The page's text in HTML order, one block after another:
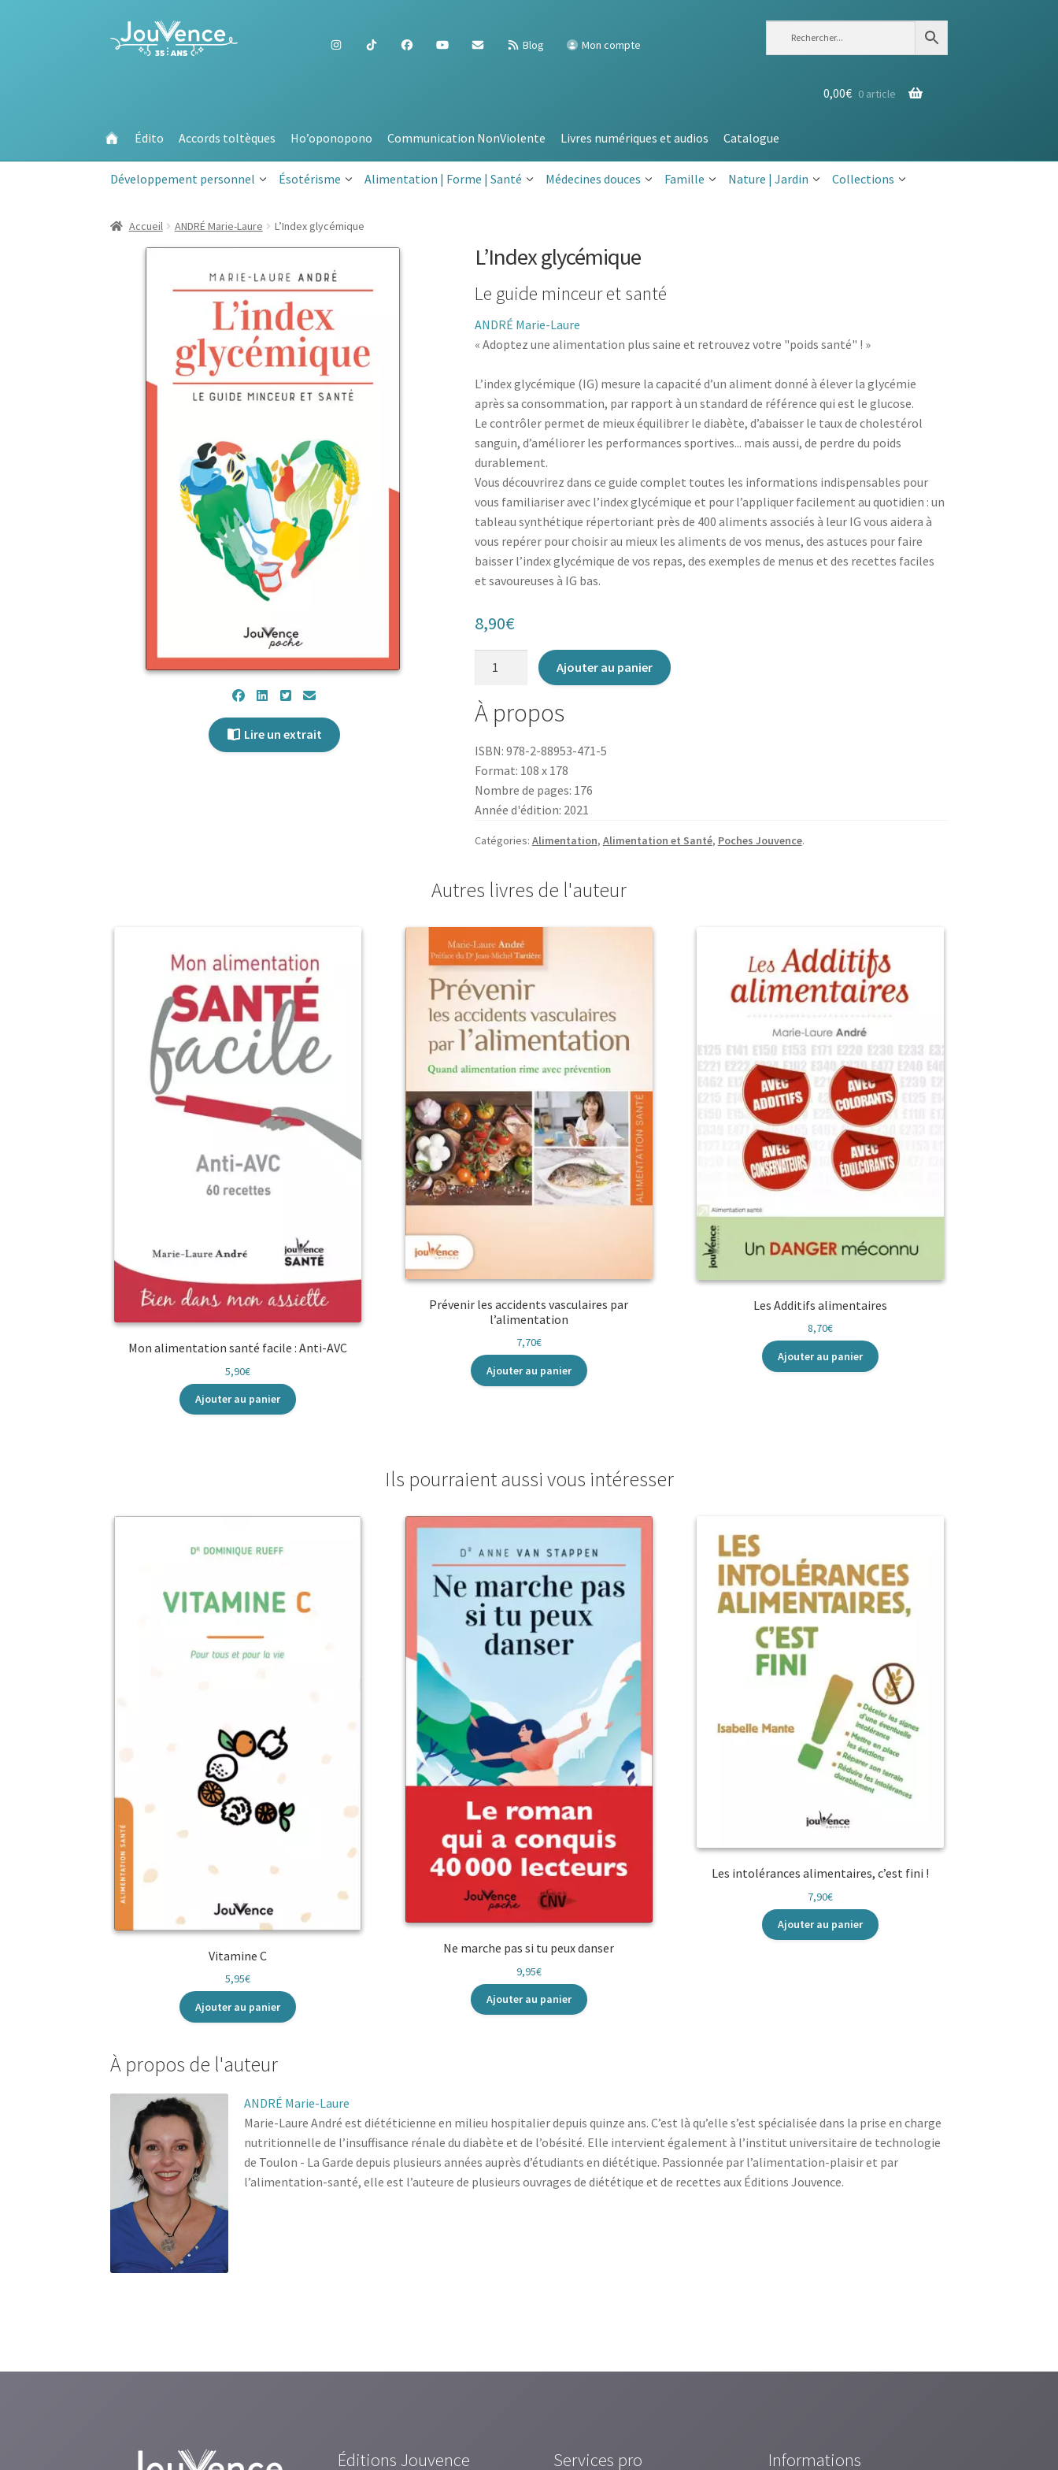
Aller
à
Aller
au
Blog Mon compte
0,00€ 0 article
Édito Accords toltèques Ho’oponopono Communication NonViolente Livres numériques et audios Catalogue
Développement personnel Ésotérisme Alimentation | Forme | Santé Médecines douces Famille Nature | Jardin Collections
Accueil ANDRÉ Marie-Laure L’Index glycémique
L’Index glycémique
Le guide minceur et santé
ANDRÉ Marie-Laure
« Adoptez une alimentation plus saine et retrouvez votre "poids santé" ! »
L’index glycémique (IG) mesure la capacité d’un aliment donné à élever la glycémie
après sa consommation, par rapport à un standard de référence qui est le glucose.
Le contrôler permet de mieux équilibrer le diabète, d’abaisser le taux de cholestérol
sanguin, d’améliorer les performances sportives... mais aussi, de perdre du poids
durablement.
Vous découvrirez dans ce guide complet toutes les informations indispensables pour
vous familiariser avec l’index glycémique et pour l’appliquer facilement au quotidien : un
tableau synthétique répertoriant près de 400 aliments associés à leur IG vous aidera à
vous repérer pour choisir au mieux les aliments de vos menus, des astuces pour faire
baisser l’index glycémique de vos repas, des exemples de menus et des recettes faciles
et savoureuses à IG bas.
8,90€
L'Index
glycémique
Ajouter au panier
À propos
ISBN: 978-2-88953-471-5
Format: 108 x 178
Nombre de pages: 176
Année d'édition: 2021
Catégories: Alimentation, Alimentation et Santé, Poches Jouvence.
Lire un extrait
Autres livres de l'auteur
Mon alimentation santé facile : Anti-AVC
5,90€
Ajouter au panier
Prévenir les accidents vasculaires par
l’alimentation
7,70€
Ajouter au panier
Les Additifs alimentaires
8,70€
Ajouter au panier
Ils pourraient aussi vous intéresser
Vitamine C
5,95€
Ajouter au panier
Ne marche pas si tu peux danser
9,95€
Ajouter au panier
Les intolérances alimentaires, c’est fini !
7,90€
Ajouter au panier
À propos de l'auteur
ANDRÉ Marie-Laure
Marie-Laure André est diététicienne en milieu hospitalier depuis quinze ans. C’est là qu’elle s’est spécialisée dans la prise en charge
nutritionnelle de l’insuffisance rénale du diabète et de l’obésité. Elle intervient également à l’institut universitaire de technologie
de Toulon - La Garde depuis plusieurs années auprès d’étudiants en diététique. Passionnée par l’alimentation-plaisir et par
l’alimentation-santé, elle est l’auteure de plusieurs ouvrages de diététique et de recettes aux Éditions Jouvence.
Éditions Jouvence Services pro Informations